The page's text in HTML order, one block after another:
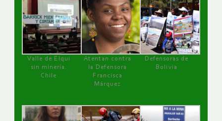
Valle de Elqui
sin minería.
Chile
Atentan contra
la Defensora
Francisca
Márquez
Defensoras de
Bolivia